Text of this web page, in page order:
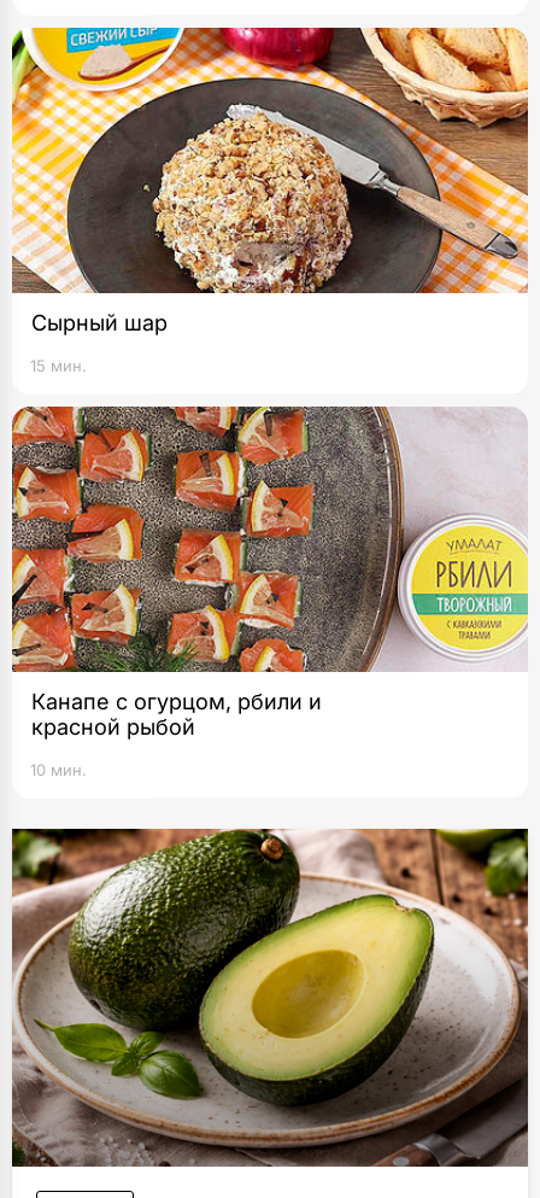
Сырный шар
15 мин.
Канапе с огурцом, рбили и
красной рыбой
10 мин.